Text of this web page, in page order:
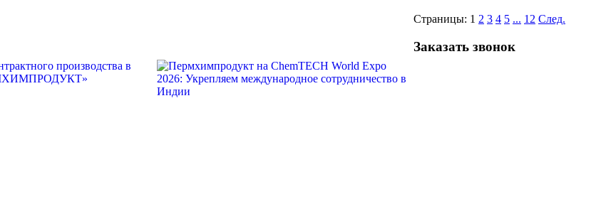
Страницы: 1 2 3 4 5 ... 12 След.
Заказать звонок